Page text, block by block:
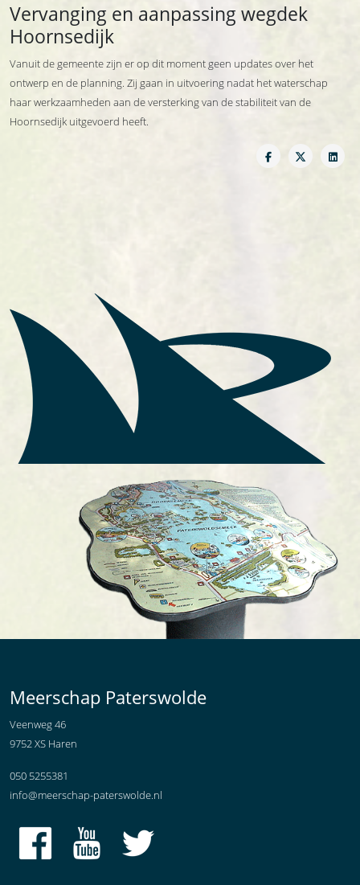
Vervanging en aanpassing wegdek
Hoornsedijk
Vanuit de gemeente zijn er op dit moment geen updates over het
ontwerp en de planning. Zij gaan in uitvoering nadat het waterschap
haar werkzaamheden aan de versterking van de stabiliteit van de
Hoornsedijk uitgevoerd heeft.
Meerschap Paterswolde
Veenweg 46
9752 XS Haren
050 5255381
info@meerschap-paterswolde.nl